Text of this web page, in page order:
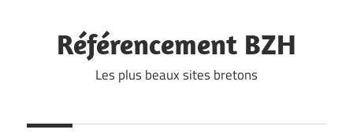
contentRéférencement BZH
Les plus beaux sites bretons